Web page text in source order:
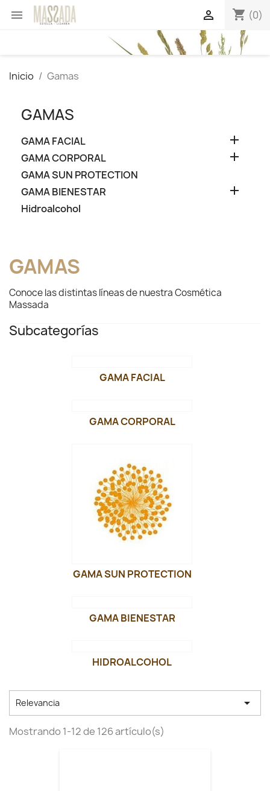
 shopping_cart (0)

Inicio Gamas
GAMAS
GAMA FACIAL 
GAMA CORPORAL 
GAMA SUN PROTECTION
GAMA BIENESTAR

Hidroalcohol
GAMAS
Conoce las distintas líneas de nuestra Cosmética
Massada
Subcategorías
GAMA FACIAL
GAMA CORPORAL
GAMA SUN PROTECTION
GAMA BIENESTAR
HIDROALCOHOL
Relevancia 
Mostrando 1-12 de 126 artículo(s)